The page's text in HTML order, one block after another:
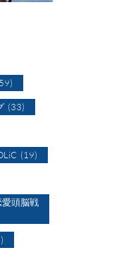
(33)
(19)
頭脳戦